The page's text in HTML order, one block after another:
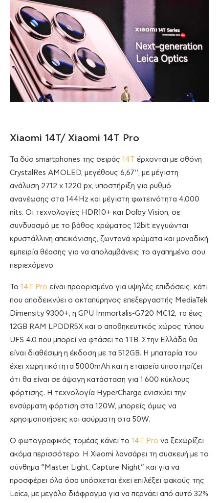
Xiaomi 14T/ Xiaomi 14T Pro
Τα δύο smartphones της σειράς 14Τ
έρχονται με οθόνη
CrystalRes AMOLED, μεγέθους 6,67’’, με μέγιστη
ανάλυση 2712 x 1220 px, υποστήριξη για ρυθμό
ανανέωσης στα 144Hz και μέγιστη φωτεινότητα 4.000
nits. Οι τεχνολογίες HDR10+ και Dolby Vision, σε
συνδυασμό με το βάθος χρώματος 12bit εγγυώνται
κρυστάλλινη απεικόνισης, ζωντανά χρώματα και μοναδική
εμπειρία θέασης για να απολαμβάνεις το αγαπημένο σου
περιεχόμενο.
Το 14Τ Pro είναι προορισμένο για υψηλές επιδόσεις, κάτι
που αποδεικνύει ο οκταπύρηνος επεξεργαστής MediaTek
Dimensity 9300+, η GPU Immortalis-G720 MC12, τα έως
12GB RAM LPDDR5X και ο αποθηκευτικός χώρος τύπου
UFS 4.0 που μπορεί να φτάσει το 1TB. Στην Ελλάδα θα
είναι διαθέσιμη η έκδοση με τα 512GB. Η μπαταρία του
έχει χωρητικότητα 5000mAh και η εταιρεία υποστηρίζει
ότι θα είναι σε άψογη κατάσταση για 1.600 κύκλους
φόρτισης. Η τεχνολογία HyperCharge ενισχύει την
ενσύρματη φόρτιση στα 120W, μπορείς όμως να
χρησιμοποιήσεις και ασύρματη στα 50W.
Ο φωτογραφικός τομέας κάνει το 14T Pro να ξεχωρίζει
ακόμα περισσότερο. Η Xiaomi λανσάρει τη συσκευή με το
σύνθημα “Master Light, Capture Night” και για να
προσφέρει όλα όσα υπόσχεται έχει επιλέξει φακούς της
Leica, με μεγάλο διάφραγμα για να περνάει από αυτό 32%